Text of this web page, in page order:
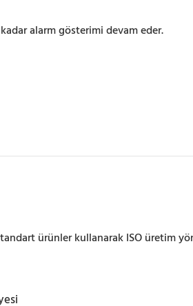
alarm gösterimi devam eder.
ürünler kullanarak ISO üretim